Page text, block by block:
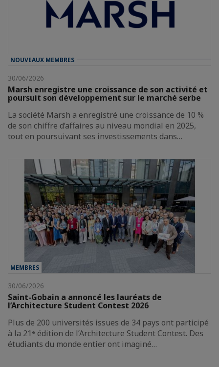
NOUVEAUX MEMBRES
30/06/2026
Marsh enregistre une croissance de son activité et
poursuit son développement sur le marché serbe
La société Marsh a enregistré une croissance de 10 %
de son chiffre d’affaires au niveau mondial en 2025,
tout en poursuivant ses investissements dans…
MEMBRES
30/06/2026
Saint-Gobain a annoncé les lauréats de
l’Architecture Student Contest 2026
Plus de 200 universités issues de 34 pays ont participé
à la 21ᵉ édition de l’Architecture Student Contest. Des
étudiants du monde entier ont imaginé…